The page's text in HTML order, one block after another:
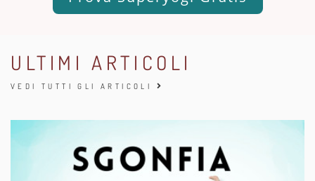
ULTIMI ARTICOLI
VEDI TUTTI GLI ARTICOLI